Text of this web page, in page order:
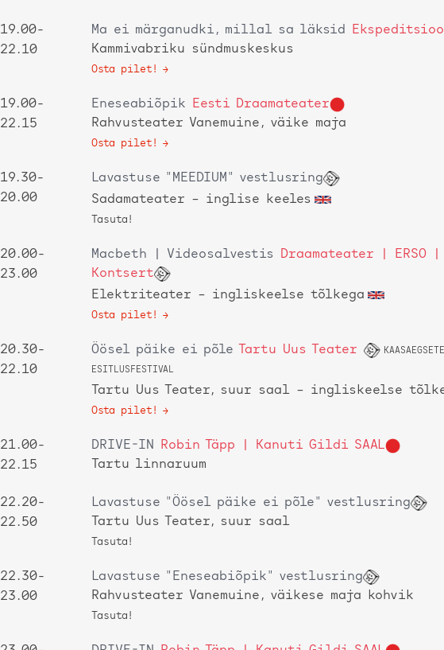
19.00-
22.10
Ma ei märganudki, millal sa läksid
Kammivabriku sündmuskeskus
Osta pilet!
19.00-
22.15
Eneseabiõpik
Eesti Draamateater
Rahvusteater Vanemuine, väike maja
Osta pilet!
19.30-
20.00
Lavastuse "MEEDIUM" vestlusring
Sadamateater
– inglise keeles
Tasuta!
20.00-
23.00
Macbeth | Videosalvestis
Draamateater | ERSO
Kontsert
Elektriteater
– ingliskeelse tõlkega
Osta pilet!
20.30-
22.10
Öösel päike ei põle Tartu Uus Teater
ESITLUSFESTIVAL
Tartu Uus Teater, suur saal – ingliskeelse
Osta pilet!
21.00-
22.15
DRIVE-IN
Robin Täpp | Kanuti Gildi SAAL
Tartu linnaruum
22.20-
22.50
Lavastuse "Öösel päike ei põle" vestlusring
Tartu Uus Teater, suur saal
Tasuta!
22.30-
23.00
Lavastuse "Eneseabiõpik" vestlusring
Rahvusteater Vanemuine, väikese maja kohvik
Tasuta!